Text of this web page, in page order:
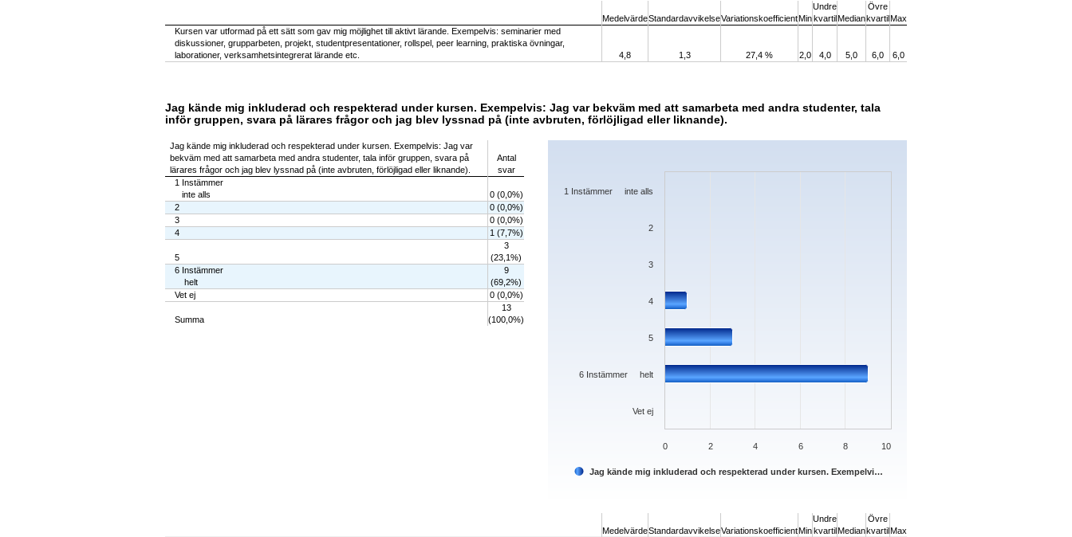
MedelvärdeStandardavvikelseVariationskoefficientMin
Undre
kvartil Median
Övre
kvartil Max
Kursen var utformad på ett sätt som gav mig möjlighet till aktivt lärande. Exempelvis: seminarier med
diskussioner, grupparbeten, projekt, studentpresentationer, rollspel, peer learning, praktiska övningar,
laborationer, verksamhetsintegrerat lärande etc.
4,8 1,3 27,4 % 2,0 4,0 5,0 6,0 6,0
Jag kände mig inkluderad och respekterad under kursen. Exempelvis: Jag var bekväm med att samarbeta med andra studenter, tala
inför gruppen, svara på lärares frågor och jag blev lyssnad på (inte avbruten, förlöjligad eller liknande).
Jag kände mig inkluderad och respekterad under kursen. Exempelvis: Jag var
bekväm med att samarbeta med andra studenter, tala inför gruppen, svara på
lärares frågor och jag blev lyssnad på (inte avbruten, förlöjligad eller liknande).
Antal
svar
1 Instämmer
inte alls
0 (0,0%)
2
0 (0,0%)
3
0 (0,0%)
4
1 (7,7%)
5
3
(23,1%)
6 Instämmer
helt
9
(69,2%)
Vet ej
0 (0,0%)
Summa
13
(100,0%)
Chart
The chart has 1 X axis displaying categories.
Jag kände mig inkluderad och respekterad under kursen. Exempelvi…
Vet ej
6 Instämmer helt
5
4
3
2
1 Instämmer inte alls
0 2 4 6 8 10
MedelvärdeStandardavvikelseVariationskoefficientMin
Undre
kvartil Median
Övre
kvartil Max